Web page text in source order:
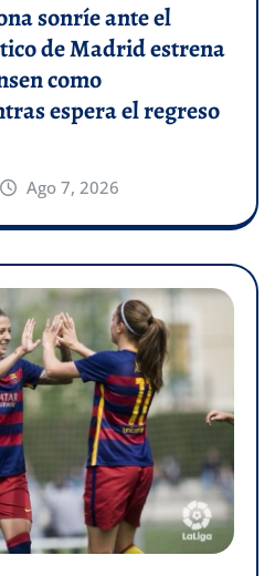
sonríe ante el
de Madrid estrena
como
espera el regreso
Ago 7, 2026